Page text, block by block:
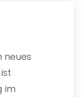
neues
im